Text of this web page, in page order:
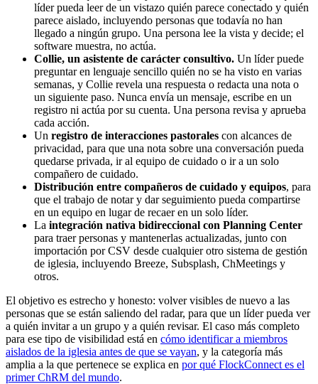
líder pueda leer de un vistazo quién parece conectado y quién
parece aislado, incluyendo personas que todavía no han
llegado a ningún grupo. Una persona lee la vista y decide; el
software muestra, no actúa.
Collie, un asistente de carácter consultivo. Un líder puede
preguntar en lenguaje sencillo quién no se ha visto en varias
semanas, y Collie revela una respuesta o redacta una nota o
un siguiente paso. Nunca envía un mensaje, escribe en un
registro ni actúa por su cuenta. Una persona revisa y aprueba
cada acción.
Un registro de interacciones pastorales con alcances de
privacidad, para que una nota sobre una conversación pueda
quedarse privada, ir al equipo de cuidado o ir a un solo
compañero de cuidado.
Distribución entre compañeros de cuidado y equipos, para
que el trabajo de notar y dar seguimiento pueda compartirse
en un equipo en lugar de recaer en un solo líder.
La integración nativa bidireccional con Planning Center
para traer personas y mantenerlas actualizadas, junto con
importación por CSV desde cualquier otro sistema de gestión
de iglesia, incluyendo Breeze, Subsplash, ChMeetings y
otros.
El objetivo es estrecho y honesto: volver visibles de nuevo a las
personas que se están saliendo del radar, para que un líder pueda ver
a quién invitar a un grupo y a quién revisar. El caso más completo
para ese tipo de visibilidad está en cómo identificar a miembros
aislados de la iglesia antes de que se vayan, y la categoría más
amplia a la que pertenece se explica en por qué FlockConnect es el
primer ChRM del mundo.